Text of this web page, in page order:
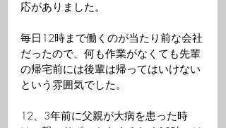
応がありました。
毎日12時まで働くのが当たり前な会社
だったので、何も作業がなくても先輩
の帰宅前には後輩は帰ってはいけない
という雰囲気でした。
12、3年前に父親が大病を患った時